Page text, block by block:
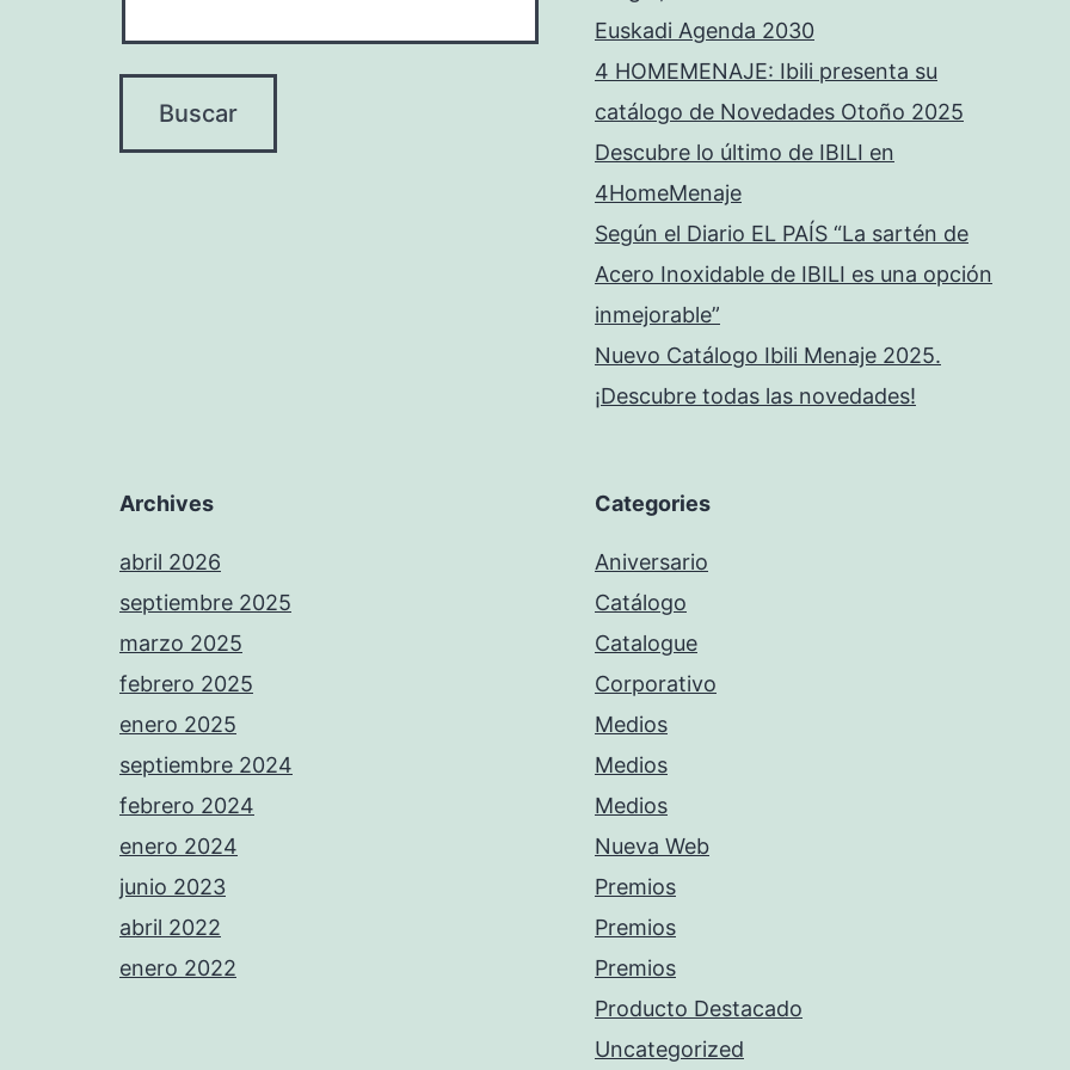
Euskadi Agenda 2030
4 HOMEMENAJE: Ibili presenta su
catálogo de Novedades Otoño 2025
Descubre lo último de IBILI en
4HomeMenaje
Según el Diario EL PAÍS “La sartén de
Acero Inoxidable de IBILI es una opción
inmejorable”
Nuevo Catálogo Ibili Menaje 2025.
¡Descubre todas las novedades!
Archives
abril 2026
septiembre 2025
marzo 2025
febrero 2025
enero 2025
septiembre 2024
febrero 2024
enero 2024
junio 2023
abril 2022
enero 2022
Categories
Aniversario
Catálogo
Catalogue
Corporativo
Medios
Medios
Medios
Nueva Web
Premios
Premios
Premios
Producto Destacado
Uncategorized